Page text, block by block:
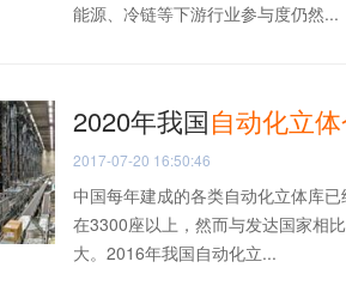
能源、冷链等下游行业参与度仍然...
2020年我国自动化立
2017-07-20 16:50:46
中国每年建成的各类自动化立体库
在3300座以上，然而与发达国家相
大。2016年我国自动化立...